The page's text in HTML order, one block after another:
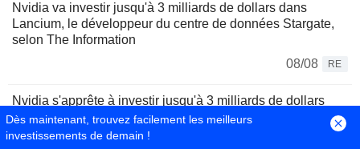
Nvidia va investir jusqu'à 3 milliards de dollars dans
Lancium, le développeur du centre de données Stargate,
selon The Information
08/08
RE
Nvidia s'apprête à investir jusqu'à 3 milliards de dollars
dans Lancium, selon The Information
Dès maintenant, trouvez facilement les meilleurs
investissements de demain !